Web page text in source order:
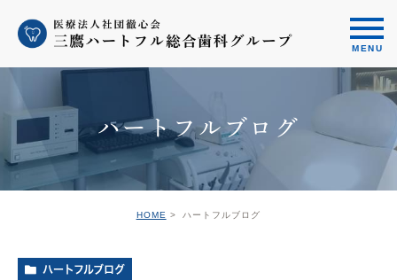
ハートフルブログ
HOME ハートフルブログ
ハートフルブログ